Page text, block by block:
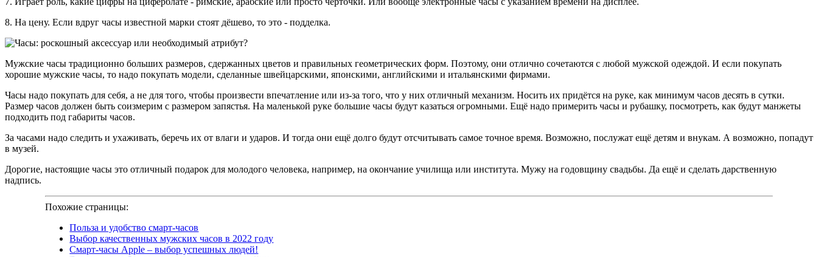
8. На цену. Если вдруг часы известной марки стоят дёшево, то это - подделка.
Мужские часы традиционно больших размеров, сдержанных цветов и правильных геометрических форм. Поэтому, они отлично сочетаются с любой мужской одеждой. И если покупать
хорошие мужские часы, то надо покупать модели, сделанные швейцарскими, японскими, английскими и итальянскими фирмами.
Часы надо покупать для себя, а не для того, чтобы произвести впечатление или из-за того, что у них отличный механизм. Носить их придётся на руке, как минимум часов десять в сутки.
Размер часов должен быть соизмерим с размером запястья. На маленькой руке большие часы будут казаться огромными. Ещё надо примерить часы и рубашку, посмотреть, как будут манжеты
подходить под габариты часов.
За часами надо следить и ухаживать, беречь их от влаги и ударов. И тогда они ещё долго будут отсчитывать самое точное время. Возможно, послужат ещё детям и внукам. А возможно, попадут
в музей.
Дорогие, настоящие часы это отличный подарок для молодого человека, например, на окончание училища или института. Мужу на годовщину свадьбы. Да ещё и сделать дарственную
надпись.
Похожие страницы:
Польза и удобство смарт-часов
Выбор качественных мужских часов в 2022 году
Смарт-часы Apple – выбор успешных людей!